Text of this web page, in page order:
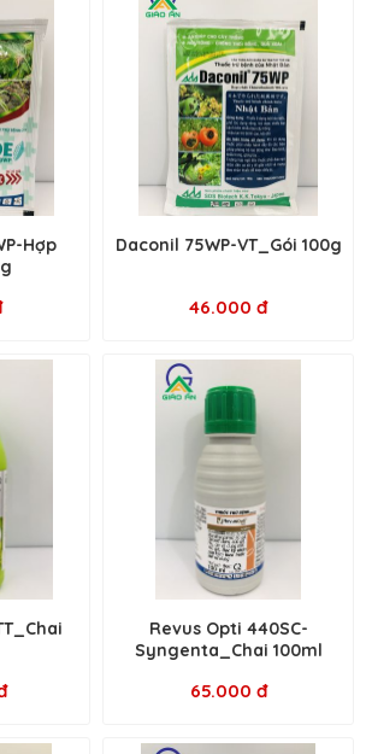
Hợp
Daconil 75WP-VT_Gói 100g
46.000 đ
Revus Opti 440SC-
Syngenta_Chai 100ml
65.000 đ